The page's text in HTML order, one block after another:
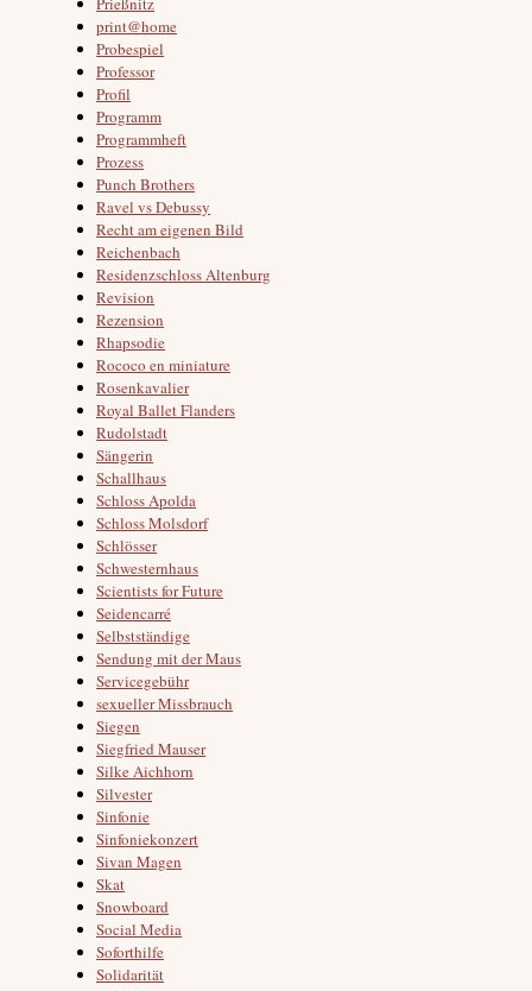
print@home
Probespiel
Professor
Profil
Programm
Programmheft
Prozess
Punch Brothers
Ravel vs Debussy
Recht am eigenen Bild
Reichenbach
Residenzschloss Altenburg
Revision
Rezension
Rhapsodie
Rococo en miniature
Rosenkavalier
Royal Ballet Flanders
Rudolstadt
Sängerin
Schallhaus
Schloss Apolda
Schloss Molsdorf
Schlösser
Schwesternhaus
Scientists for Future
Seidencarré
Selbstständige
Sendung mit der Maus
Servicegebühr
sexueller Missbrauch
Siegen
Siegfried Mauser
Silke Aichhorn
Silvester
Sinfonie
Sinfoniekonzert
Sivan Magen
Skat
Snowboard
Social Media
Soforthilfe
Solidarität